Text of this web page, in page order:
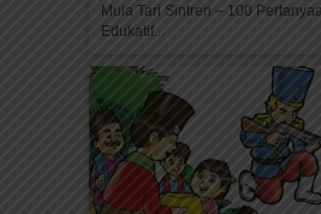
Mula Tari Sintren – 100
Edukatif...